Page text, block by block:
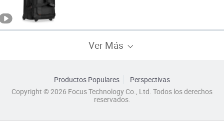
Ver Más
Productos Populares
Perspectivas
Copyright © 2026 Focus Technology Co., Ltd. Todos los derechos
reservados.